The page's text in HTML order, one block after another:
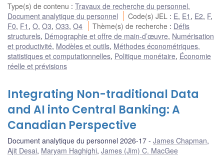
Type(s) de contenu : Travaux de recherche du personnel,
Document analytique du personnel
Code(s) JEL : E, E1 , E2, F,
F0, F1 , O, O3, O33, O4 Thème(s) de recherche : Défis
structurels, Démographie et offre de main-d’œuvre, Numérisation
et productivité, Modèles et outils, Méthodes économétriques,
statistiques et computationnelles, Politique monétaire, Économie
réelle et prévisions
Integrating Non-traditional Data
and AI into Central Banking: A
Canadian Perspective
Document analytique du personnel 2026-17 James Chapman,
Ajit Desai, Maryam Haghighi, James (Jim) C. MacGee